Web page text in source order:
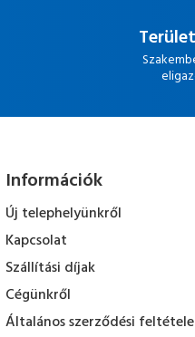
Információk
Új telephelyünkről
Kapcsolat
Szállítási díjak
Cégünkről
Általános szerződési